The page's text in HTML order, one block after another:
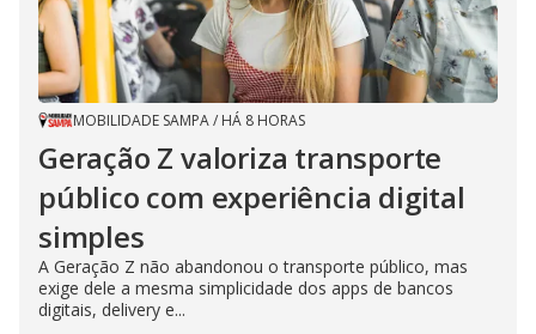
MOBILIDADE SAMPA/ HÁ 8 HORAS
Geração Z valoriza transporte
público com experiência digital
simples
A Geração Z não abandonou o transporte público, mas
exige dele a mesma simplicidade dos apps de bancos
digitais, delivery e...